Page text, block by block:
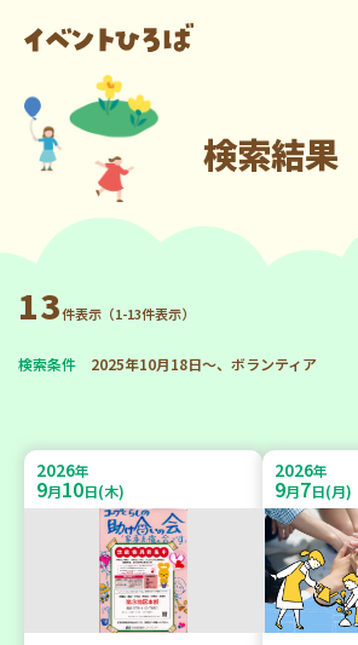
検索結果
13件表示（1-13件表示）
検索条件 2025年10月18日～、ボランティア
2026年
9月10日(木)
2026年
9月7日(月)